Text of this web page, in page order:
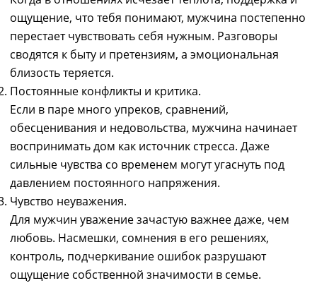
ощущение, что тебя понимают, мужчина постепенно
перестает чувствовать себя нужным. Разговоры
сводятся к быту и претензиям, а эмоциональная
близость теряется.
Постоянные конфликты и критика.
Если в паре много упреков, сравнений,
обесценивания и недовольства, мужчина начинает
воспринимать дом как источник стресса. Даже
сильные чувства со временем могут угаснуть под
давлением постоянного напряжения.
Чувство неуважения.
Для мужчин уважение зачастую важнее даже, чем
любовь. Насмешки, сомнения в его решениях,
контроль, подчеркивание ошибок разрушают
ощущение собственной значимости в семье.